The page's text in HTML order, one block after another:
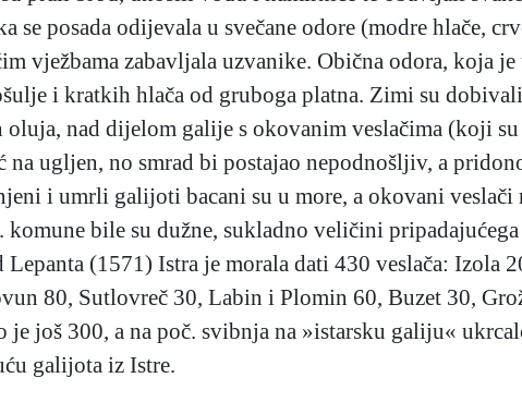
se posada odijevala u svečane odore (modre hlače,
vježbama zabavljala uzvanike. Obična odora, koja
i kratkih hlača od gruboga platna. Zimi su
nad dijelom galije s okovanim veslačima (koji
na ugljen, no smrad bi postajao nepodnošljiv, a
i umrli galijoti bacani su u more, a okovani veslači
komune bile su dužne, sukladno veličini
(1571) Istra je morala dati 430 veslača: Izola
80, Sutlovreč 30, Labin i Plomin 60, Buzet 30,
je još 300, a na poč. svibnja na »istarsku galiju«
galijota iz Istre.